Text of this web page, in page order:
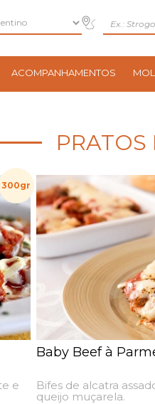
ACOMPANHAMENTOS
PRATOS
300gr
e
Baby Beef à
Bifes de alcatra
queijo muçarela.